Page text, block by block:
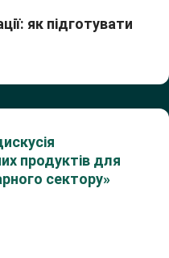
як підготувати
продуктів для
сектору»